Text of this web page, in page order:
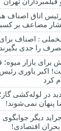
اتاق اصناف
مضاعف بر
: اصناف برای
را جدی بگیرند
اکبر یاوری رئیس
کرد
در لوله‌کشی
پنهان نمی‌شوند!
دیگر جوابگوی
بحران اقتصادی!